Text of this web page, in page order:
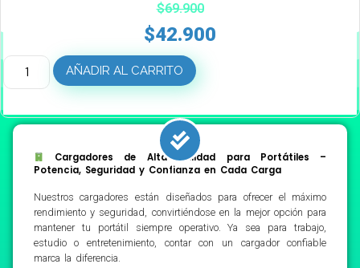
$69.900
$42.900
AÑADIR AL CARRITO
Cargadores de Alta Calidad para Portátiles –
Potencia, Seguridad y Confianza en Cada Carga
Nuestros cargadores están diseñados para ofrecer el máximo
rendimiento y seguridad, convirtiéndose en la mejor opción para
mantener tu portátil siempre operativo. Ya sea para trabajo,
estudio o entretenimiento, contar con un cargador confiable
marca la diferencia.